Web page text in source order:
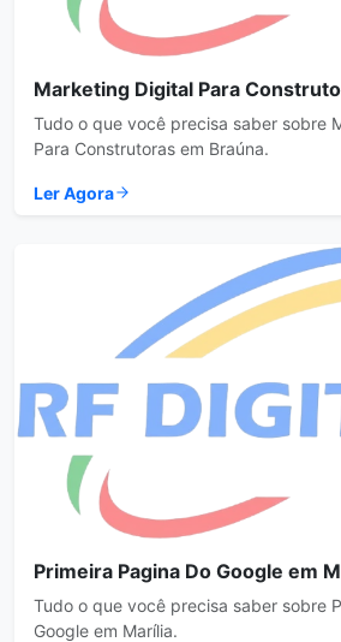
Marketing Digital Para
Tudo o que você precisa saber sobre
Para Construtoras em Braúna.
Ler Agora
Primeira Pagina Do Google em
Tudo o que você precisa saber sobre
Google em Marília.